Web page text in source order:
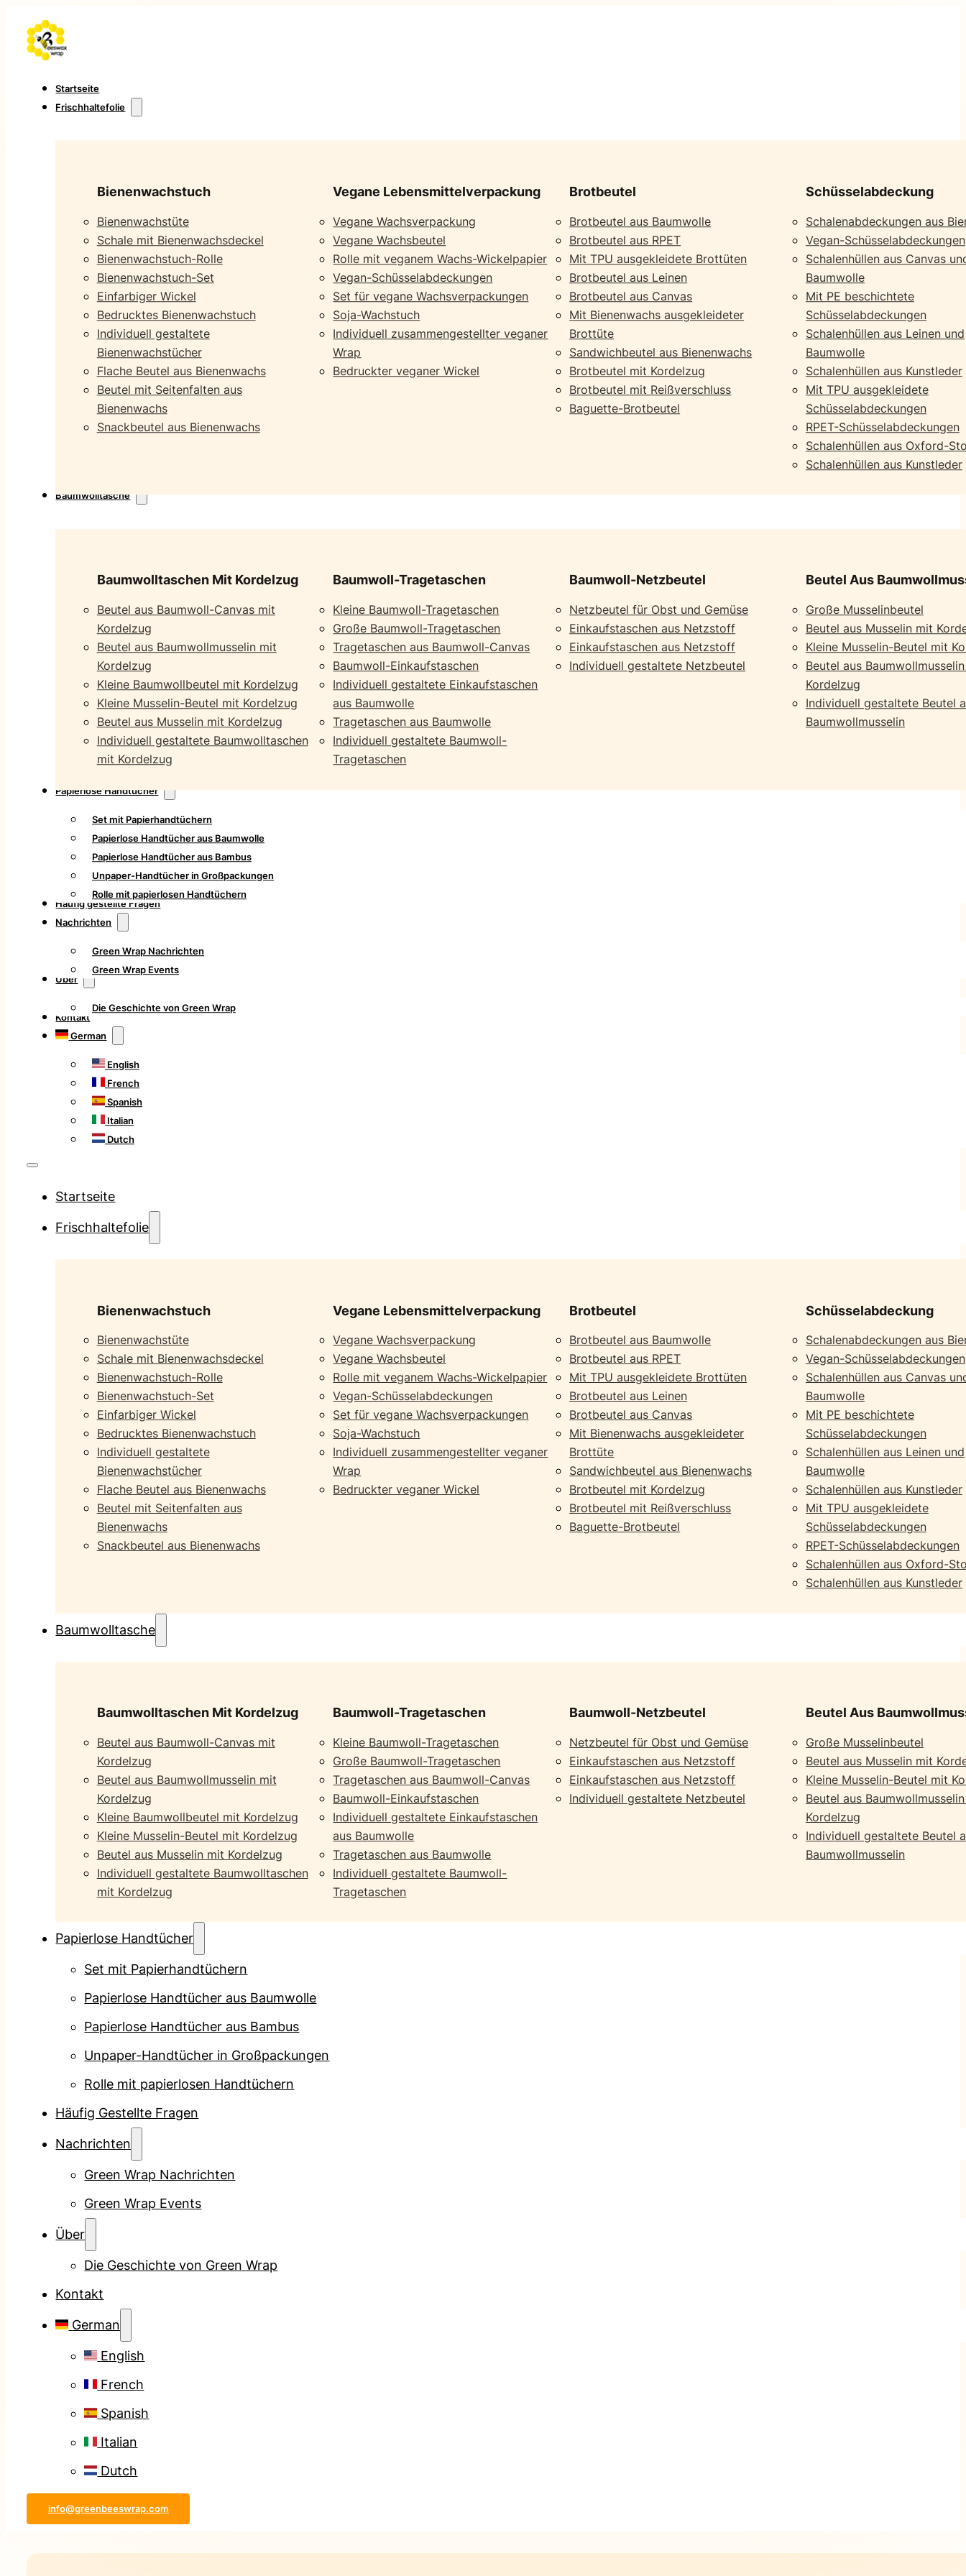
Startseite
Frischhaltefolie
Bienenwachstuch
Bienenwachstüte
Schale mit Bienenwachsdeckel
Bienenwachstuch-Rolle
Bienenwachstuch-Set
Einfarbiger Wickel
Bedrucktes Bienenwachstuch
Individuell gestaltete
Bienenwachstücher
Flache Beutel aus Bienenwachs
Beutel mit Seitenfalten aus
Bienenwachs
Snackbeutel aus Bienenwachs
Vegane Lebensmittelverpackung
Vegane Wachsverpackung
Vegane Wachsbeutel
Rolle mit veganem Wachs-Wickelpapier
Vegan-Schüsselabdeckungen
Set für vegane Wachsverpackungen
Soja-Wachstuch
Individuell zusammengestellter veganer
Wrap
Bedruckter veganer Wickel
Brotbeutel
Brotbeutel aus Baumwolle
Brotbeutel aus RPET
Mit TPU ausgekleidete Brottüten
Brotbeutel aus Leinen
Brotbeutel aus Canvas
Mit Bienenwachs ausgekleideter
Brottüte
Sandwichbeutel aus Bienenwachs
Brotbeutel mit Kordelzug
Brotbeutel mit Reißverschluss
Baguette-Brotbeutel
Schüsselabdeckung
Schalenabdeckungen aus
Vegan-Schüsselabdeckungen
Schalenhüllen aus Canvas
Baumwolle
Mit PE beschichtete
Schüsselabdeckungen
Schalenhüllen aus Leinen und
Baumwolle
Schalenhüllen aus Kunstleder
Mit TPU ausgekleidete
Schüsselabdeckungen
RPET-Schüsselabdeckungen
Schalenhüllen aus Oxford-
Schalenhüllen aus Kunstleder
Baumwolltasche
Baumwolltaschen Mit Kordelzug
Beutel aus Baumwoll-Canvas mit
Kordelzug
Beutel aus Baumwollmusselin mit
Kordelzug
Kleine Baumwollbeutel mit Kordelzug
Kleine Musselin-Beutel mit Kordelzug
Beutel aus Musselin mit Kordelzug
Individuell gestaltete Baumwolltaschen
mit Kordelzug
Baumwoll-Tragetaschen
Kleine Baumwoll-Tragetaschen
Große Baumwoll-Tragetaschen
Tragetaschen aus Baumwoll-Canvas
Baumwoll-Einkaufstaschen
Individuell gestaltete Einkaufstaschen
aus Baumwolle
Tragetaschen aus Baumwolle
Individuell gestaltete Baumwoll-
Tragetaschen
Baumwoll-Netzbeutel
Netzbeutel für Obst und Gemüse
Einkaufstaschen aus Netzstoff
Einkaufstaschen aus Netzstoff
Individuell gestaltete Netzbeutel
Beutel Aus
Große Musselinbeutel
Beutel aus Musselin mit
Kleine Musselin-Beutel mit
Beutel aus
Kordelzug
Individuell gestaltete Beutel
Baumwollmusselin
Papierlose Handtücher
Set mit Papierhandtüchern
Papierlose Handtücher aus Baumwolle
Papierlose Handtücher aus Bambus
Unpaper-Handtücher in Großpackungen
Rolle mit papierlosen Handtüchern
Häufig gestellte Fragen
Nachrichten
Green Wrap Nachrichten
Green Wrap Events
Über
Die Geschichte von Green Wrap
Kontakt
German
English
French
Spanish
Italian
Dutch
Startseite
Frischhaltefolie
Bienenwachstuch
Bienenwachstüte
Schale mit Bienenwachsdeckel
Bienenwachstuch-Rolle
Bienenwachstuch-Set
Einfarbiger Wickel
Bedrucktes Bienenwachstuch
Individuell gestaltete
Bienenwachstücher
Flache Beutel aus Bienenwachs
Beutel mit Seitenfalten aus
Bienenwachs
Snackbeutel aus Bienenwachs
Vegane Lebensmittelverpackung
Vegane Wachsverpackung
Vegane Wachsbeutel
Rolle mit veganem Wachs-Wickelpapier
Vegan-Schüsselabdeckungen
Set für vegane Wachsverpackungen
Soja-Wachstuch
Individuell zusammengestellter veganer
Wrap
Bedruckter veganer Wickel
Brotbeutel
Brotbeutel aus Baumwolle
Brotbeutel aus RPET
Mit TPU ausgekleidete Brottüten
Brotbeutel aus Leinen
Brotbeutel aus Canvas
Mit Bienenwachs ausgekleideter
Brottüte
Sandwichbeutel aus Bienenwachs
Brotbeutel mit Kordelzug
Brotbeutel mit Reißverschluss
Baguette-Brotbeutel
Schüsselabdeckung
Schalenabdeckungen aus
Vegan-Schüsselabdeckungen
Schalenhüllen aus Canvas
Baumwolle
Mit PE beschichtete
Schüsselabdeckungen
Schalenhüllen aus Leinen und
Baumwolle
Schalenhüllen aus Kunstleder
Mit TPU ausgekleidete
Schüsselabdeckungen
RPET-Schüsselabdeckungen
Schalenhüllen aus Oxford-
Schalenhüllen aus Kunstleder
Baumwolltasche
Baumwolltaschen Mit Kordelzug
Beutel aus Baumwoll-Canvas mit
Kordelzug
Beutel aus Baumwollmusselin mit
Kordelzug
Kleine Baumwollbeutel mit Kordelzug
Kleine Musselin-Beutel mit Kordelzug
Beutel aus Musselin mit Kordelzug
Individuell gestaltete Baumwolltaschen
mit Kordelzug
Baumwoll-Tragetaschen
Kleine Baumwoll-Tragetaschen
Große Baumwoll-Tragetaschen
Tragetaschen aus Baumwoll-Canvas
Baumwoll-Einkaufstaschen
Individuell gestaltete Einkaufstaschen
aus Baumwolle
Tragetaschen aus Baumwolle
Individuell gestaltete Baumwoll-
Tragetaschen
Baumwoll-Netzbeutel
Netzbeutel für Obst und Gemüse
Einkaufstaschen aus Netzstoff
Einkaufstaschen aus Netzstoff
Individuell gestaltete Netzbeutel
Beutel Aus
Große Musselinbeutel
Beutel aus Musselin mit
Kleine Musselin-Beutel mit
Beutel aus
Kordelzug
Individuell gestaltete Beutel
Baumwollmusselin
Papierlose Handtücher
Set mit Papierhandtüchern
Papierlose Handtücher aus Baumwolle
Papierlose Handtücher aus Bambus
Unpaper-Handtücher in Großpackungen
Rolle mit papierlosen Handtüchern
Häufig Gestellte Fragen
Nachrichten
Green Wrap Nachrichten
Green Wrap Events
Über
Die Geschichte von Green Wrap
Kontakt
German
English
French
Spanish
Italian
Dutch
info@greenbeeswrap.com